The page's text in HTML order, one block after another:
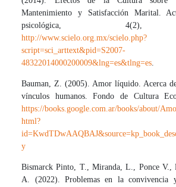
Mantenimiento y Satisfacción Marital.
psicológica, 4(2),
http://www.scielo.org.mx/scielo.php?
script=sci_arttext&pid=S2007-
48322014000200009&lng=es&tlng=es.
Bauman, Z. (2005). Amor líquido. Acerca
vínculos humanos. Fondo de Cultura
https://books.google.com.ar/books/about/
html?
y
Bismarck Pinto, T., Miranda, L., Ponce V.,
A. (2022). Problemas en la convivencia